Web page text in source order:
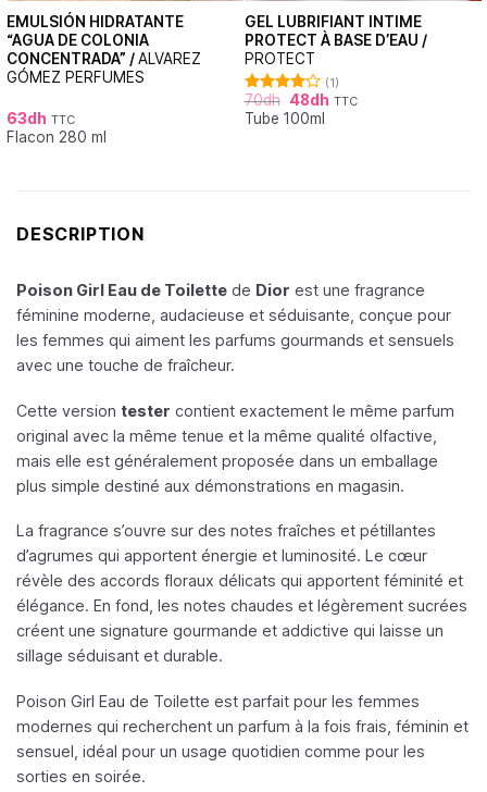
EMULSIÓN HIDRATANTE
“AGUA DE COLONIA
CONCENTRADA” /ALVAREZ
GÓMEZ PERFUMES
63dh TTC
Flacon 280 ml
GEL LUBRIFIANT INTIME
PROTECT À BASE D’EAU /
PROTECT
Note
4.00sur
(1)
70dh 48dh TTC
Tube 100ml
DESCRIPTION
Poison Girl Eau de Toilette de Dior est une fragrance
féminine moderne, audacieuse et séduisante, conçue pour
les femmes qui aiment les parfums gourmands et sensuels
avec une touche de fraîcheur.
Cette version tester contient exactement le même parfum
original avec la même tenue et la même qualité olfactive,
mais elle est généralement proposée dans un emballage
plus simple destiné aux démonstrations en magasin.
La fragrance s’ouvre sur des notes fraîches et pétillantes
d’agrumes qui apportent énergie et luminosité. Le cœur
révèle des accords floraux délicats qui apportent féminité et
élégance. En fond, les notes chaudes et légèrement sucrées
créent une signature gourmande et addictive qui laisse un
sillage séduisant et durable.
Poison Girl Eau de Toilette est parfait pour les femmes
modernes qui recherchent un parfum à la fois frais, féminin et
sensuel, idéal pour un usage quotidien comme pour les
sorties en soirée.